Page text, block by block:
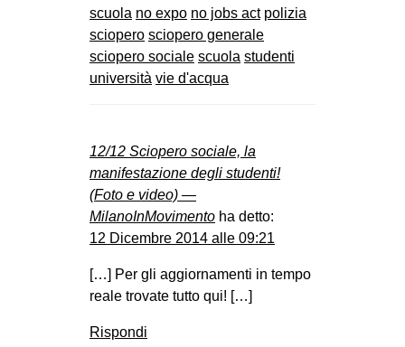
scuola no expo no jobs act polizia
sciopero sciopero generale
sciopero sociale scuola studenti
università vie d'acqua
12/12 Sciopero sociale, la
manifestazione degli studenti!
(Foto e video) —
MilanoInMovimento ha detto:
12 Dicembre 2014 alle 09:21
[…] Per gli aggiornamenti in tempo
reale trovate tutto qui! […]
Rispondi